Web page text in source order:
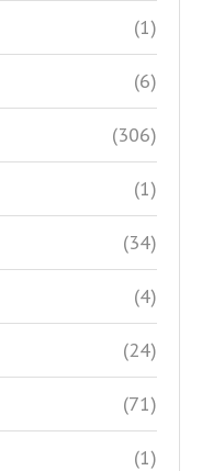
(1)
(6)
(306)
(1)
(34)
(4)
(24)
(71)
(1)